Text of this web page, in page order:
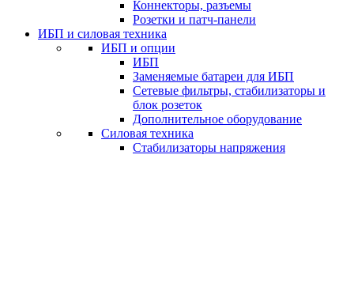
Коннекторы, разъемы
Розетки и патч-панели
ИБП и силовая техника
ИБП и опции
ИБП
Заменяемые батареи для ИБП
Сетевые фильтры, стабилизаторы и
блок розеток
Дополнительное оборудование
Силовая техника
Стабилизаторы напряжения